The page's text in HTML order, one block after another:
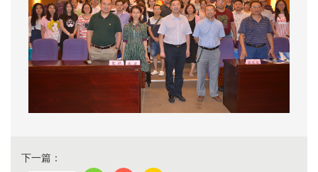
下一篇：